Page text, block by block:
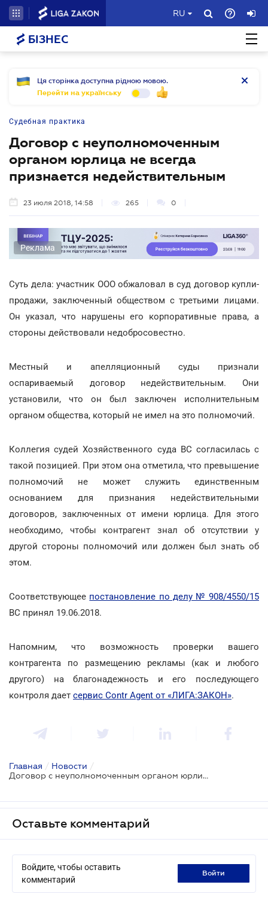
RU
БІЗНЕС
Ця сторінка доступна рідною мовою.
Перейти на українську
Судебная практика
Договор с неуполномоченным
органом юрлица не всегда
признается недействительным
23 июля 2018, 14:58 265 0
Реклама
Суть дела: участник ООО обжаловал в суд договор купли-
продажи, заключенный обществом с третьими лицами.
Он указал, что нарушены его корпоративные права, а
стороны действовали недобросовестно.
Местный и апелляционный суды признали
оспариваемый договор недействительным. Они
установили, что он был заключен исполнительным
органом общества, который не имел на это полномочий.
Коллегия судей Хозяйственного суда ВС согласилась с
такой позицией. При этом она отметила, что превышение
полномочий не может служить единственным
основанием для признания недействительными
договоров, заключенных от имени юрлица. Для этого
необходимо, чтобы контрагент знал об отсутствии у
другой стороны полномочий или должен был знать об
этом.
Соответствующее постановление по делу № 908/4550/15
ВС принял 19.06.2018.
Напомним, что возможность проверки вашего
контрагента по размещению рекламы (как и любого
другого) на благонадежность и его последующего
контроля дает сервис Contr Agent от «ЛИГА:ЗАКОН».
Главная / Новости /
Договор с неуполномоченным органом юрлица не всегда признается недействительным
Оставьте комментарий
Войдите, чтобы оставить
комментарий
войти